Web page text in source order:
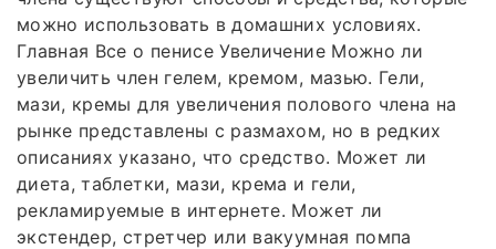
можно использовать в домашних условиях.
Главная Все о пенисе Увеличение Можно ли
увеличить член гелем, кремом, мазью. Гели,
мази, кремы для увеличения полового члена на
рынке представлены с размахом, но в редких
описаниях указано, что средство. Может ли
диета, таблетки, мази, крема и гели,
рекламируемые в интернете. Может ли
экстендер, стретчер или вакуумная помпа